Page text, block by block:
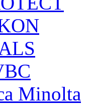
Minolta